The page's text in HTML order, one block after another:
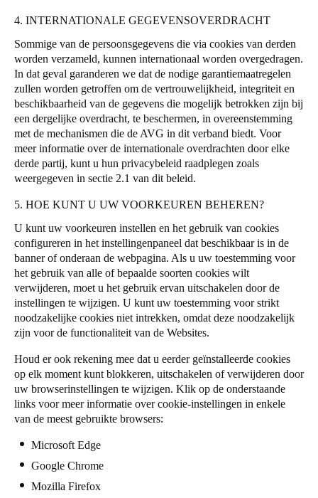
4. INTERNATIONALE GEGEVENSOVERDRACHT
Sommige van de persoonsgegevens die via cookies van derden
worden verzameld, kunnen internationaal worden overgedragen.
In dat geval garanderen we dat de nodige garantiemaatregelen
zullen worden getroffen om de vertrouwelijkheid, integriteit en
beschikbaarheid van de gegevens die mogelijk betrokken zijn bij
een dergelijke overdracht, te beschermen, in overeenstemming
met de mechanismen die de AVG in dit verband biedt. Voor
meer informatie over de internationale overdrachten door elke
derde partij, kunt u hun privacybeleid raadplegen zoals
weergegeven in sectie 2.1 van dit beleid.
5. HOE KUNT U UW VOORKEUREN BEHEREN?
U kunt uw voorkeuren instellen en het gebruik van cookies
configureren in het instellingenpaneel dat beschikbaar is in de
banner of onderaan de webpagina. Als u uw toestemming voor
het gebruik van alle of bepaalde soorten cookies wilt
verwijderen, moet u het gebruik ervan uitschakelen door de
instellingen te wijzigen. U kunt uw toestemming voor strikt
noodzakelijke cookies niet intrekken, omdat deze noodzakelijk
zijn voor de functionaliteit van de Websites.
Houd er ook rekening mee dat u eerder geïnstalleerde cookies
op elk moment kunt blokkeren, uitschakelen of verwijderen door
uw browserinstellingen te wijzigen. Klik op de onderstaande
links voor meer informatie over cookie-instellingen in enkele
van de meest gebruikte browsers:
Microsoft Edge
Google Chrome
Mozilla Firefox